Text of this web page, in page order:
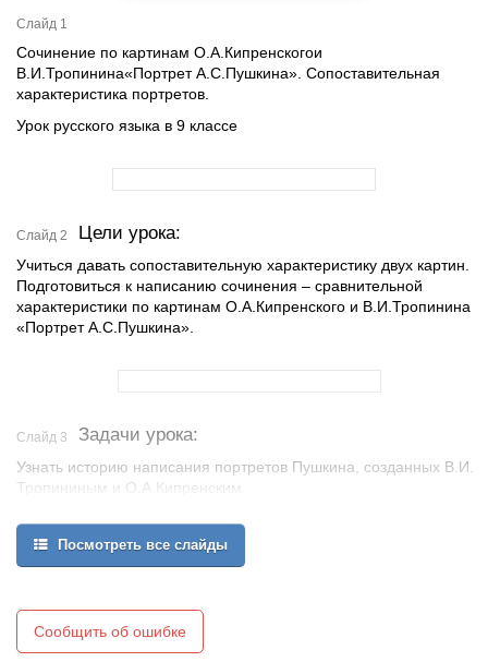
Слайд 1
Сочинение по картинам О.А.Кипренскогои
В.И.Тропинина«Портрет А.С.Пушкина». Сопоставительная
характеристика портретов.
Урок русского языка в 9 классе
Слайд 2 Цели урока:
Учиться давать сопоставительную характеристику двух картин.
Подготовиться к написанию сочинения – сравнительной
характеристики по картинам О.А.Кипренского и В.И.Тропинина
«Портрет А.С.Пушкина».
Слайд 3 Задачи урока:
Узнать историю написания портретов Пушкина, созданных В.И.
Тропининым и О.А.Кипренским.
Сравнить эти портреты Пушкина, дать их сопоставительную
характеристику.
Отработать умение использовать в письменной речи сложные
Посмотреть все слайды
Сообщить об ошибке